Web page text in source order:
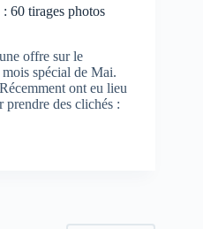
60 tirages photos
offre sur le
spécial de Mai.
ont eu lieu
prendre des clichés :